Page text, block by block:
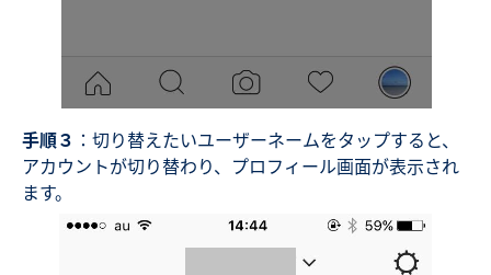
手順３ ：切り替えたいユーザーネームをタップすると、
アカウントが切り替わり、プロフィール画面が表示され
ます。